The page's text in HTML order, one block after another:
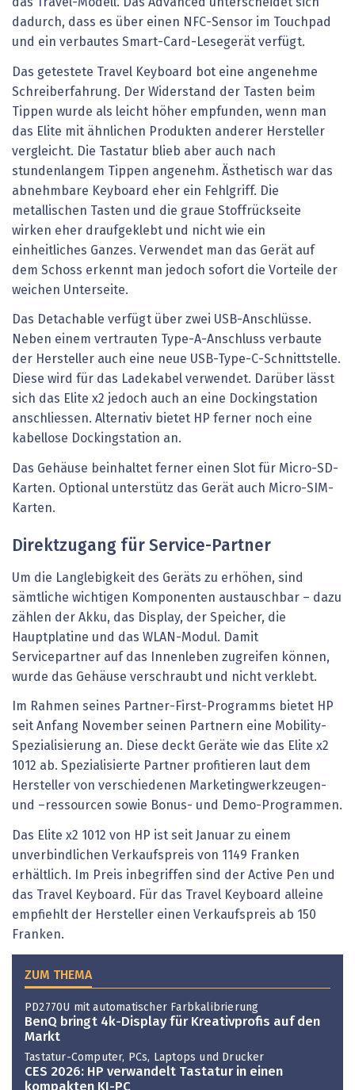
dadurch, dass es über einen NFC-Sensor im Touchpad
und ein verbautes Smart-Card-Lesegerät verfügt.
Das getestete Travel Keyboard bot eine angenehme
Schreiberfahrung. Der Widerstand der Tasten beim
Tippen wurde als leicht höher empfunden, wenn man
das Elite mit ähnlichen Produkten anderer Hersteller
vergleicht. Die Tastatur blieb aber auch nach
stundenlangem Tippen angenehm. Ästhetisch war das
abnehmbare Keyboard eher ein Fehlgriff. Die
metallischen Tasten und die graue Stoffrückseite
wirken eher draufgeklebt und nicht wie ein
einheitliches Ganzes. Verwendet man das Gerät auf
dem Schoss erkennt man jedoch sofort die Vorteile der
weichen Unterseite.
Das Detachable verfügt über zwei USB-Anschlüsse.
Neben einem vertrauten Type-A-Anschluss verbaute
der Hersteller auch eine neue USB-Type-C-Schnittstelle.
Diese wird für das Ladekabel verwendet. Darüber lässt
sich das Elite x2 jedoch auch an eine Dockingstation
anschliessen. Alternativ bietet HP ferner noch eine
kabellose Dockingstation an.
Das Gehäuse beinhaltet ferner einen Slot für Micro-SD-
Karten. Optional unterstütz das Gerät auch Micro-SIM-
Karten.
Direktzugang für Service-Partner
Um die Langlebigkeit des Geräts zu erhöhen, sind
sämtliche wichtigen Komponenten austauschbar – dazu
zählen der Akku, das Display, der Speicher, die
Hauptplatine und das WLAN-Modul. Damit
Servicepartner auf das Innenleben zugreifen können,
wurde das Gehäuse verschraubt und nicht verklebt.
Im Rahmen seines Partner-First-Programms bietet HP
seit Anfang November seinen Partnern eine Mobility-
Spezialisierung an. Diese deckt Geräte wie das Elite x2
1012 ab. Spezialisierte Partner profitieren laut dem
Hersteller von verschiedenen Marketingwerkzeugen-
und –ressourcen sowie Bonus- und Demo-Programmen.
Das Elite x2 1012 von HP ist seit Januar zu einem
unverbindlichen Verkaufspreis von 1149 Franken
erhältlich. Im Preis inbegriffen sind der Active Pen und
das Travel Keyboard. Für das Travel Keyboard alleine
empfiehlt der Hersteller einen Verkaufspreis ab 150
Franken.
ZUM THEMA
PD2770U mit automatischer Farbkalibrierung
BenQ bringt 4k-Display für Kreativprofis auf den
Markt
Tastatur-Computer, PCs, Laptops und Drucker
CES 2026: HP verwandelt Tastatur in einen